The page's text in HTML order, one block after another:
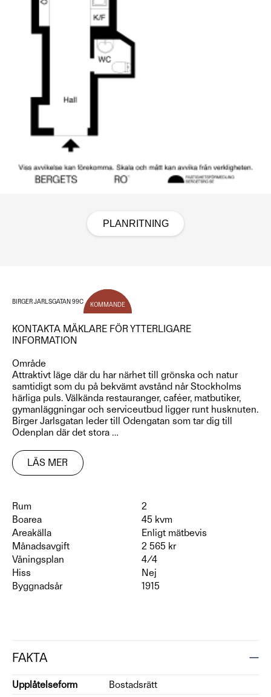
PLANRITNING
BIRGER JARLSGATAN 99C KOMMANDE
KONTAKTA MÄKLARE FÖR YTTERLIGARE
INFORMATION
Område
Attraktivt läge där du har närhet till grönska och natur
samtidigt som du på bekvämt avstånd når Stockholms
härliga puls. Välkända restauranger, caféer, matbutiker,
gymanläggningar och serviceutbud ligger runt husknuten.
Birger Jarlsgatan leder till Odengatan som tar dig till
Odenplan där det stora …
LÄS MER
Rum
2
Boarea
45 kvm
Areakälla
Enligt mätbevis
Månadsavgift
2 565 kr
Våningsplan
4/4
Hiss
Nej
Byggnadsår
1915
FAKTA
Upplåtelseform Bostadsrätt